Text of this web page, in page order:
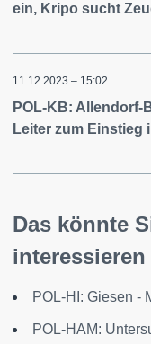
ein, Kripo sucht
11.12.2023 – 15:02
POL-KB:
Leiter zum Einstieg
Das könnte
interessieren
POL-HI: Giesen -
POL-HAM: